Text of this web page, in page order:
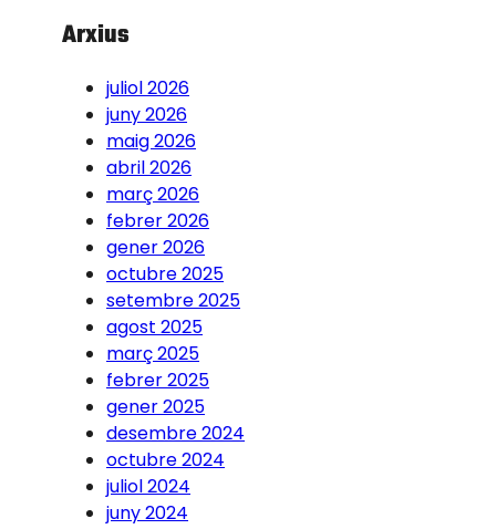
Arxius
juliol 2026
juny 2026
maig 2026
abril 2026
març 2026
febrer 2026
gener 2026
octubre 2025
setembre 2025
agost 2025
març 2025
febrer 2025
gener 2025
desembre 2024
octubre 2024
juliol 2024
juny 2024